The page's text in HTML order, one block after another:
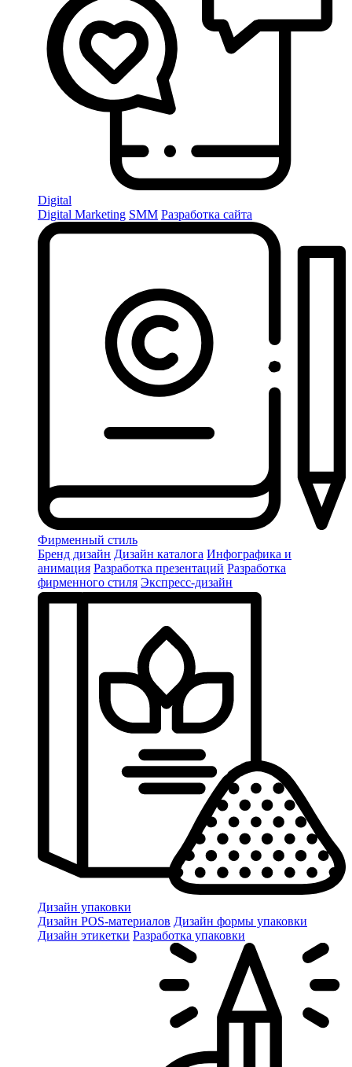
Digital
Digital Marketing SMM Разработка сайта
Фирменный стиль
Бренд дизайн Дизайн каталога Инфографика и
анимация Разработка презентаций Разработка
фирменного стиля Экспресс-дизайн
Дизайн упаковки
Дизайн POS-материалов Дизайн формы упаковки
Дизайн этикетки Разработка упаковки